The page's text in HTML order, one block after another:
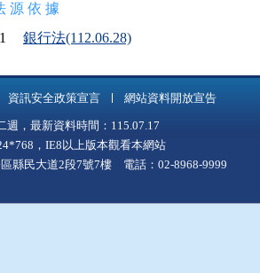
源 依 據
1
銀行法(112.06.28)
資訊安全政策宣言 網站資料開放宣告
週，最新資料時間：115.07.17
，IE8以上版本觀看本網站
縣民大道2段7號7樓 電話：02-8968-9999